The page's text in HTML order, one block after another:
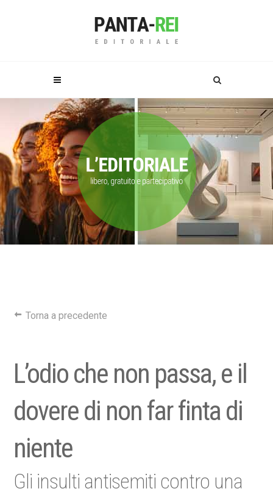
Torna a precedente
L’odio che non passa, e il
dovere di non far finta di
niente
Gli insulti antisemiti contro una